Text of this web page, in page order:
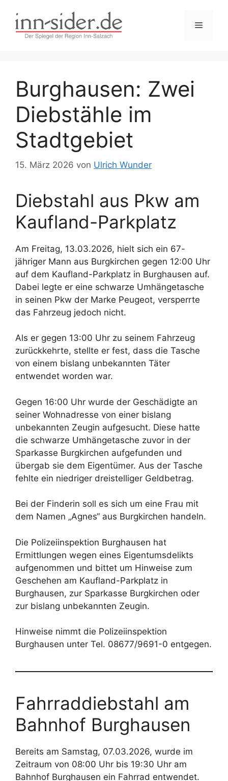
Inhalt
springen
Menü
Burghausen: Zwei
Diebstähle im
Stadtgebiet
15. März 2026 von Ulrich Wunder
Diebstahl aus Pkw am
Kaufland-Parkplatz
Am Freitag, 13.03.2026, hielt sich ein 67-
jähriger Mann aus Burgkirchen gegen 12:00 Uhr
auf dem Kaufland-Parkplatz in Burghausen auf.
Dabei legte er eine schwarze Umhängetasche
in seinen Pkw der Marke Peugeot, versperrte
das Fahrzeug jedoch nicht.
Als er gegen 13:00 Uhr zu seinem Fahrzeug
zurückkehrte, stellte er fest, dass die Tasche
von einem bislang unbekannten Täter
entwendet worden war.
Gegen 16:00 Uhr wurde der Geschädigte an
seiner Wohnadresse von einer bislang
unbekannten Zeugin aufgesucht. Diese hatte
die schwarze Umhängetasche zuvor in der
Sparkasse Burgkirchen aufgefunden und
übergab sie dem Eigentümer. Aus der Tasche
fehlte ein niedriger dreistelliger Geldbetrag.
Bei der Finderin soll es sich um eine Frau mit
dem Namen „Agnes“ aus Burgkirchen handeln.
Die Polizeiinspektion Burghausen hat
Ermittlungen wegen eines Eigentumsdelikts
aufgenommen und bittet um Hinweise zum
Geschehen am Kaufland-Parkplatz in
Burghausen, zur Sparkasse Burgkirchen oder
zur bislang unbekannten Zeugin.
Hinweise nimmt die Polizeiinspektion
Burghausen unter Tel. 08677/9691-0 entgegen.
Fahrraddiebstahl am
Bahnhof Burghausen
Bereits am Samstag, 07.03.2026, wurde im
Zeitraum von 08:00 Uhr bis 19:30 Uhr am
Bahnhof Burghausen ein Fahrrad entwendet.